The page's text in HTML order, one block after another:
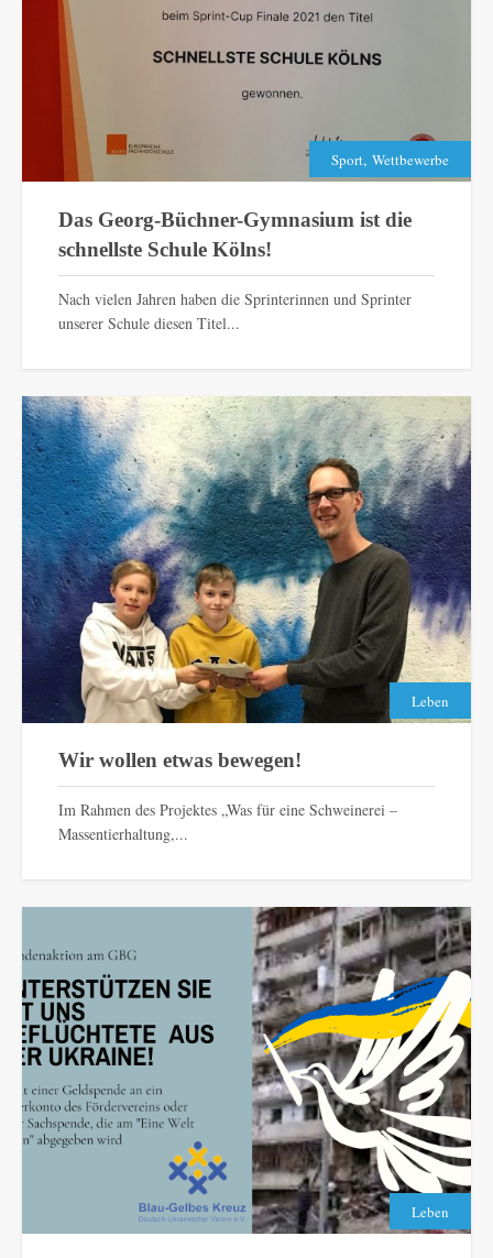
Sport, Wettbewerbe
Das Georg-Büchner-Gymnasium ist die
schnellste Schule Kölns!
Nach vielen Jahren haben die Sprinterinnen und Sprinter
unserer Schule diesen Titel...
Leben
Wir wollen etwas bewegen!
Im Rahmen des Projektes „Was für eine Schweinerei –
Massentierhaltung,...
Leben